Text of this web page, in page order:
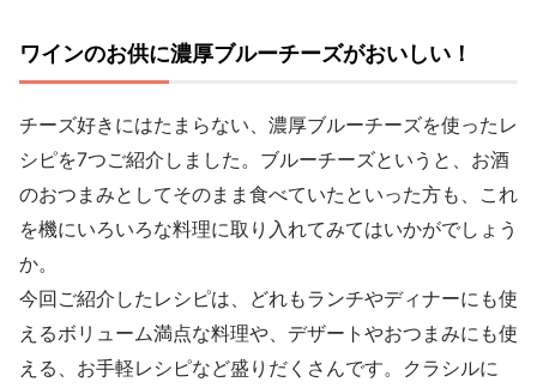
ワインのお供に濃厚ブルーチーズがおいしい！
チーズ好きにはたまらない、濃厚ブルーチーズを使ったレ
シピを7つご紹介しました。ブルーチーズというと、お酒
のおつまみとしてそのまま食べていたといった方も、これ
を機にいろいろな料理に取り入れてみてはいかがでしょう
か。
今回ご紹介したレシピは、どれもランチやディナーにも使
えるボリューム満点な料理や、デザートやおつまみにも使
える、お手軽レシピなど盛りだくさんです。クラシルに